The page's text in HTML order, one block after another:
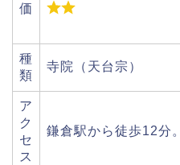
価
種
類
寺院（天台宗）
ア
ク
セ
ス
鎌倉駅から徒歩12分。